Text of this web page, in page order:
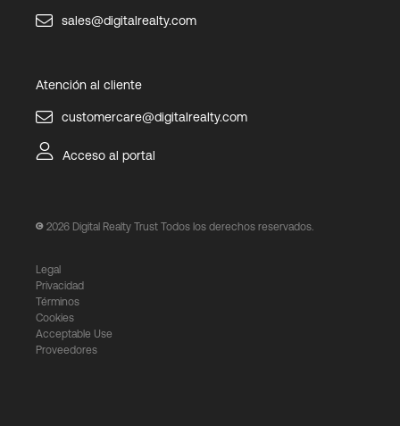
sales@digitalrealty.com
Atención al cliente
customercare@digitalrealty.com
Acceso al portal
2026 Digital Realty Trust Todos los derechos reservados.
Legal
Privacidad
Términos
Cookies
Acceptable Use
Proveedores